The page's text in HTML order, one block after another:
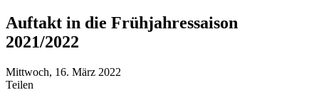
Auftakt in die Frühjahressaison
2021/2022
Mittwoch, 16. März 2022
Teilen